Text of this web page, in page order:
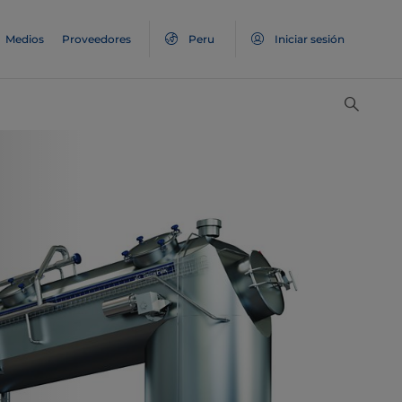
Medios Proveedores Peru Iniciar sesión